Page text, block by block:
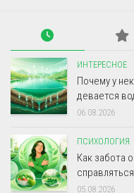
ИНТЕРЕСНОЕ
Почему у
девается
06.08.2026
ПСИХОЛОГИЯ
Как забота
05.08.2026